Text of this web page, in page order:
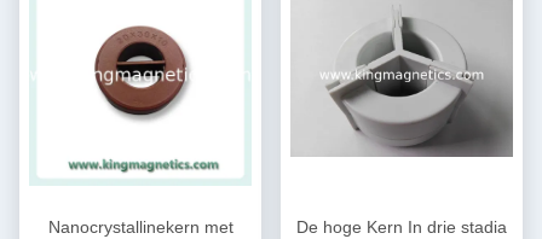
Nanocrystallinekern met
De hoge Kern In drie stadia